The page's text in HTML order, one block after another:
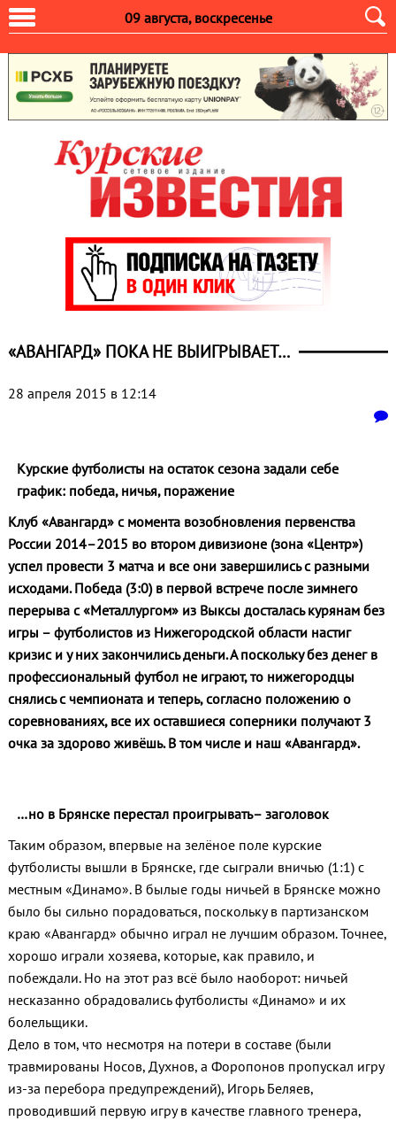
09 августа, воскресенье
«АВАНГАРД» ПОКА НЕ ВЫИГРЫВАЕТ…
28 апреля 2015 в 12:14
Курские футболисты на остаток сезона задали себе
график: победа, ничья, поражение
Клуб «Авангард» с момента возобновления первенства
России 2014–2015 во втором дивизионе (зона «Центр»)
успел провести 3 матча и все они завершились с разными
исходами. Победа (3:0) в первой встрече после зимнего
перерыва с «Металлургом» из Выксы досталась курянам без
игры – футболистов из Нижегородской области настиг
кризис и у них закончились деньги. А поскольку без денег в
профессиональный футбол не играют, то нижегородцы
снялись с чемпионата и теперь, согласно положению о
соревнованиях, все их оставшиеся соперники получают 3
очка за здорово живёшь. В том числе и наш «Авангард».
…но в Брянске перестал проигрывать– заголовок
Таким образом, впервые на зелёное поле курские
футболисты вышли в Брянске, где сыграли вничью (1:1) с
местным «Динамо». В былые годы ничьей в Брянске можно
было бы сильно порадоваться, поскольку в партизанском
краю «Авангард» обычно играл не лучшим образом. Точнее,
хорошо играли хозяева, которые, как правило, и
побеждали. Но на этот раз всё было наоборот: ничьей
несказанно обрадовались футболисты «Динамо» и их
болельщики.
Дело в том, что несмотря на потери в составе (были
травмированы Носов, Духнов, а Форопонов пропускал игру
из-за перебора предупреждений), Игорь Беляев,
проводивший первую игру в качестве главного тренера,